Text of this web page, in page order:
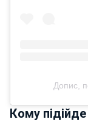
Допис,
Кому